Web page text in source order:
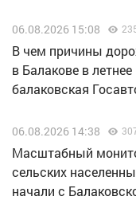
06.08.2026 15:08
В чем причины
в Балакове в
балаковская
06.08.2026 14:38
Масштабный
сельских
начали с